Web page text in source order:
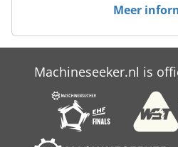
Meer
Machineseeker.nl is